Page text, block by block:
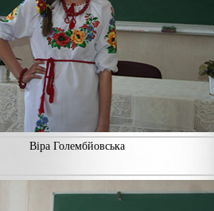
Вiра Голембйовська